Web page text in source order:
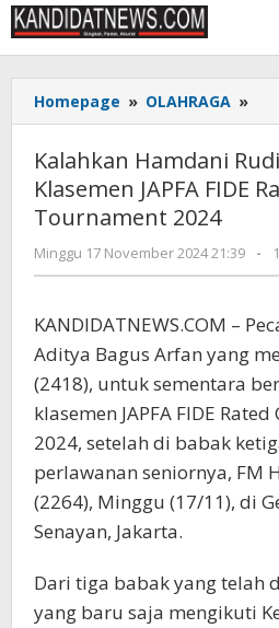
Lewati
ke
konten
Homepage » OLAHRAGA »
Kalahkan Hamdani
Klasemen JAPFA FIDE
Tournament 2024
Minggu 17 November 2024 21:39 -
KANDIDATNEWS.COM –
Aditya Bagus Arfan yang
(2418), untuk sementara
klasemen JAPFA FIDE
2024, setelah di babak
perlawanan seniornya, FM
(2264), Minggu (17/11), di
Senayan, Jakarta.
Dari tiga babak yang telah
yang baru saja mengikuti